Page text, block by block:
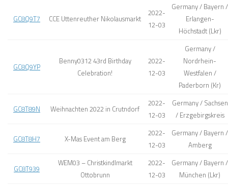
GC8Q9T7 CCE Uttenreuther Nikolausmarkt
2022-
12-03
Germany / Bayern /
Erlangen-
Höchstadt (Lkr)
GC8Q9YP
Benny0312 43rd Birthday
Celebration!
2022-
12-03
Germany /
Nordrhein-
Westfalen /
Paderborn (Kr)
GC8T89N Weihnachten 2022 in Crutndorf
2022-
12-03
Germany / Sachsen
/ Erzgebirgskreis
GC8T8H7 X-Mas Event am Berg
2022-
12-03
Germany / Bayern /
Amberg
GC8T939
WEM03 – Christkindlmarkt
Ottobrunn
2022-
12-03
Germany / Bayern /
München (Lkr)